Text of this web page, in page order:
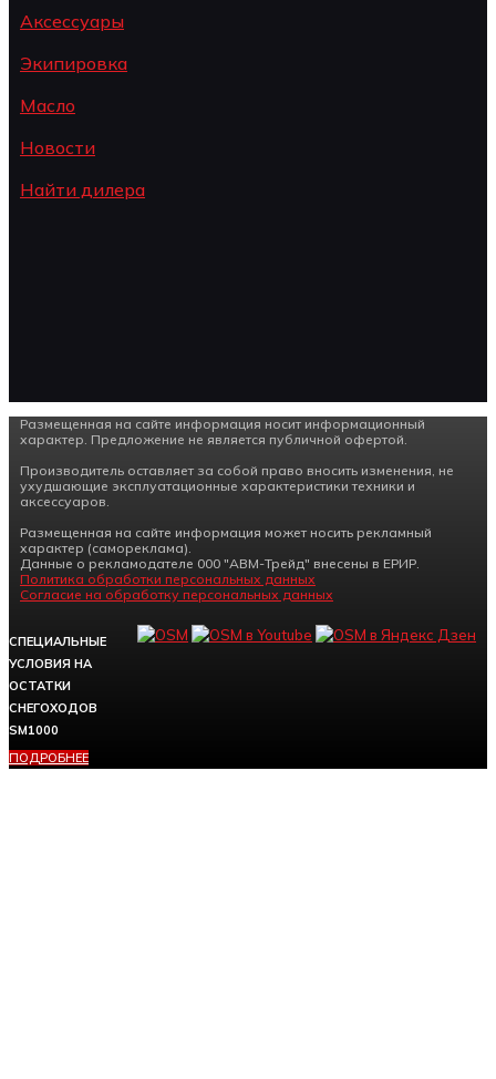
Аксессуары
Экипировка
Масло
Новости
Найти дилера
Размещенная на сайте информация носит информационный
характер. Предложение не является публичной офертой.
Производитель оставляет за собой право вносить изменения, не
ухудшающие эксплуатационные характеристики техники и
аксессуаров.
Размещенная на сайте информация может носить рекламный
характер (самореклама).
Данные о рекламодателе 000 "АВМ-Трейд" внесены в ЕРИР.
Политика обработки персональных данных
Согласие на обработку персональных данных
СПЕЦИАЛЬНЫЕ
УСЛОВИЯ НА
ОСТАТКИ
СНЕГОХОДОВ
SM1000
ПОДРОБНЕЕ